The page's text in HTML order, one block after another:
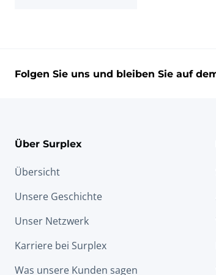
Folgen Sie uns und bleiben Sie auf
Über Surplex
Übersicht
Unsere Geschichte
Unser Netzwerk
Karriere bei Surplex
Was unsere Kunden sagen